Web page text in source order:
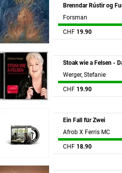
Brenndar Rústir og
Forsman
CHF 19.90
Stoak wie a Felsen -
Werger, Stefanie
CHF 19.90
Ein Fall für Zwei
Afrob X Ferris MC
CHF 18.90